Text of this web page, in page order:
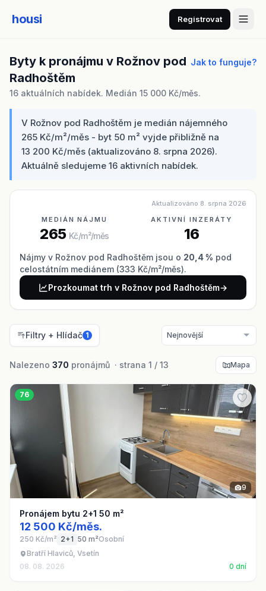
housi Registrovat
Byty k pronájmu v Rožnov pod
Radhoštěm
Jak to funguje?
16 aktuálních nabídek. Medián 15 000 Kč/měs.
V Rožnov pod Radhoštěm je medián nájemného
265 Kč/m²/měs - byt 50 m² vyjde přibližně na
13 200 Kč/měs (aktualizováno 8. srpna 2026).
Aktuálně sledujeme 16 aktivních nabídek.
Aktualizováno 8. srpna 2026
MEDIÁN NÁJMU
265 Kč/m²/měs
AKTIVNÍ INZERÁTY
16
Nájmy v Rožnov pod Radhoštěm jsou o 20,4 % pod
celostátním mediánem (333 Kč/m²/měs).
Prozkoumat trh v Rožnov pod Radhoštěm→
Filtry + Hlídač 1
Nalezeno 370 pronájmů · strana 1 / 13 Mapa
76
9
Pronájem bytu 2+1 50 m²
12 500 Kč/měs.
250 Kč/m² 2+1 50 m²Osobní
Bratří Hlaviců, Vsetín
08. 08. 2026
0 dní